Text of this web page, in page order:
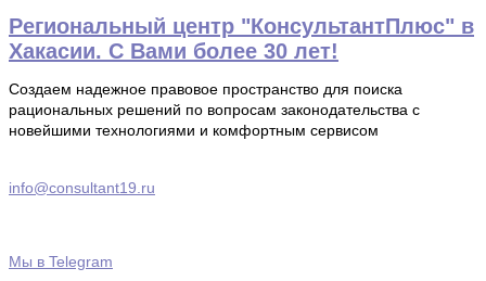
Перейти
к
содержимому
Региональный центр "КонсультантПлюс" в
Хакасии. С Вами более 30 лет!
Создаем надежное правовое пространство для поиска
рациональных решений по вопросам законодательства с
новейшими технологиями и комфортным сервисом
info@consultant19.ru
Мы в Telegram